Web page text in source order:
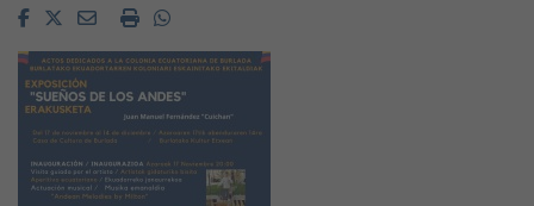
FacebookTwitterEmailImprimirWhatsapp